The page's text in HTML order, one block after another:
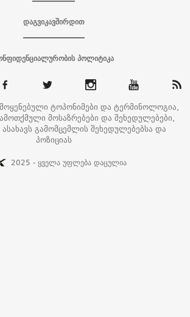
დაგვიკავშირდით
პოლიტიკა
ტოპონიმები და ტერმინოლოგია,
მოსაზრებები და შეხედულებები,
გამომცემლის შეხედულებებსა და
პოზიციას
2025 - ყველა უფლება დაცულია